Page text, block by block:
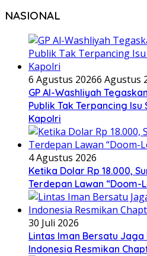
NASIONAL
6 Agustus 20266 Agustus
GP Al-Washliyah
Publik Tak Terpancing
Kapolri
4 Agustus 2026
Ketika Dolar Rp 18.000,
Terdepan Lawan “Doom-
30 Juli 2026
Lintas Iman Bersatu Jaga
Indonesia Resmikan